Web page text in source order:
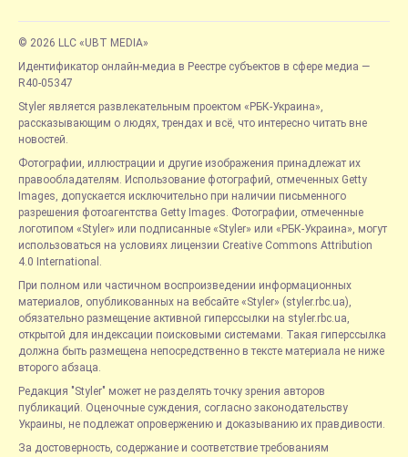
© 2026 LLC «UBT MEDIA»
Идентификатор онлайн-медиа в Реестре субъектов в сфере медиа —
R40-05347
Styler является развлекательным проектом «РБК-Украина»,
рассказывающим о людях, трендах и всё, что интересно читать вне
новостей.
Фотографии, иллюстрации и другие изображения принадлежат их
правообладателям. Использование фотографий, отмеченных Getty
Images, допускается исключительно при наличии письменного
разрешения фотоагентства Getty Images. Фотографии, отмеченные
логотипом «Styler» или подписанные «Styler» или «РБК-Украина», могут
использоваться на условиях лицензии Creative Commons Attribution
4.0 International.
При полном или частичном воспроизведении информационных
материалов, опубликованных на вебсайте «Styler» (styler.rbc.ua),
обязательно размещение активной гиперссылки на styler.rbc.ua,
открытой для индексации поисковыми системами. Такая гиперссылка
должна быть размещена непосредственно в тексте материала не ниже
второго абзаца.
Редакция "Styler" может не разделять точку зрения авторов
публикаций. Оценочные суждения, согласно законодательству
Украины, не подлежат опровержению и доказыванию их правдивости.
За достоверность, содержание и соответствие требованиям